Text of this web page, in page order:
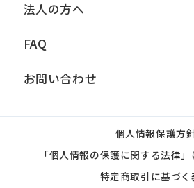
法人の方へ
FAQ
お問い合わせ
個人情報保護方
「個人情報の保護に関する法律
特定商取引に基づく